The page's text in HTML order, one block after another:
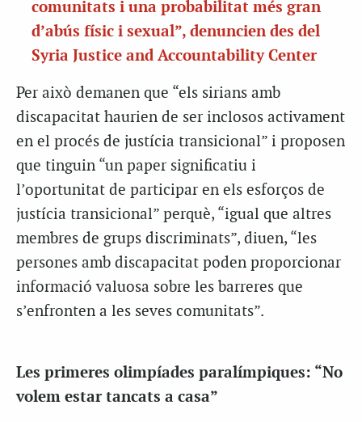
comunitats i una probabilitat més gran
d’abús físic i sexual”, denuncien des del
Syria Justice and Accountability Center
Per això demanen que “els sirians amb
discapacitat haurien de ser inclosos activament
en el procés de justícia transicional” i proposen
que tinguin “un paper significatiu i
l’oportunitat de participar en els esforços de
justícia transicional” perquè, “igual que altres
membres de grups discriminats”, diuen, “les
persones amb discapacitat poden proporcionar
informació valuosa sobre les barreres que
s’enfronten a les seves comunitats”.
Les primeres olimpíades paralímpiques: “No
volem estar tancats a casa”